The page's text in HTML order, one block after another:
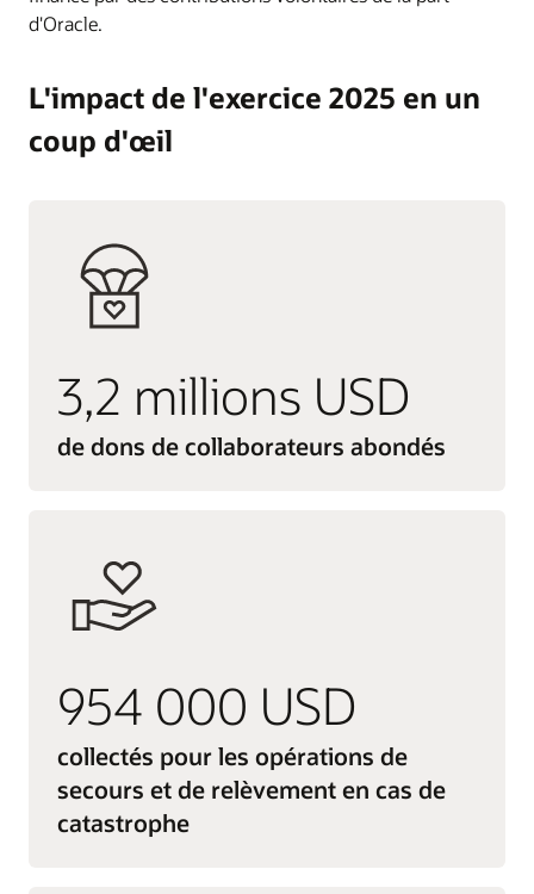
d'Oracle.
L'impact de l'exercice 2025 en un
coup d'œil
3,2 millions USD
de dons de collaborateurs abondés
954 000 USD
collectés pour les opérations de
secours et de relèvement en cas de
catastrophe